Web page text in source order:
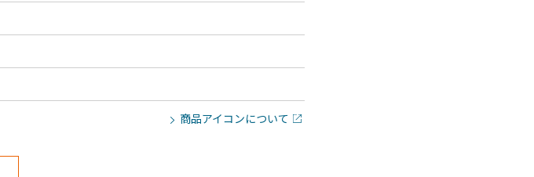
商品アイコンについて